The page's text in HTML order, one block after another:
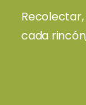
cada